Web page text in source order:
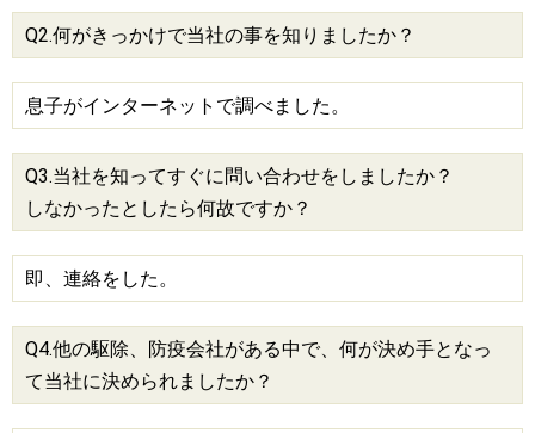
Q2.何がきっかけで当社の事を知りましたか？
息子がインターネットで調べました。
Q3.当社を知ってすぐに問い合わせをしましたか？
しなかったとしたら何故ですか？
即、連絡をした。
Q4.他の駆除、防疫会社がある中で、何が決め手となっ
て当社に決められましたか？